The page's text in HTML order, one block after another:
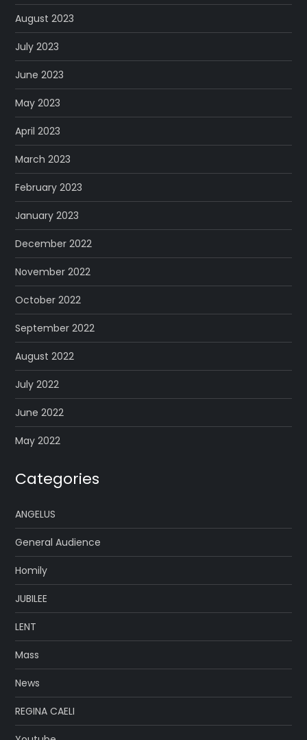
August 2023
July 2023
June 2023
May 2023
April 2023
March 2023
February 2023
January 2023
December 2022
November 2022
October 2022
September 2022
August 2022
July 2022
June 2022
May 2022
Categories
ANGELUS
General Audience
Homily
JUBILEE
LENT
Mass
News
REGINA CAELI